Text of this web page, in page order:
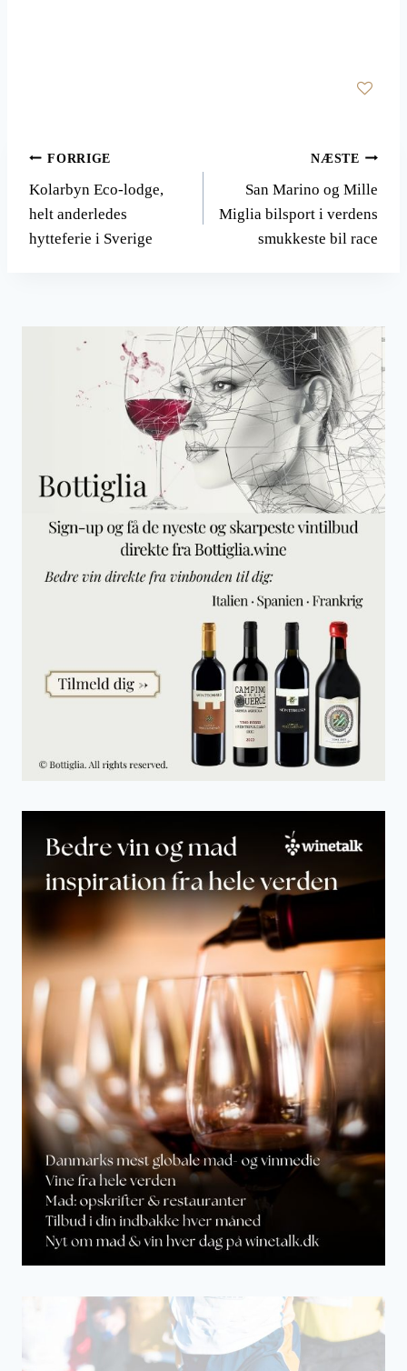
Indlægsnavigation
FORRIGE
Kolarbyn Eco-lodge,
helt anderledes
hytteferie i Sverige
NÆSTE
San Marino og Mille
Miglia bilsport i verdens
smukkeste bil race